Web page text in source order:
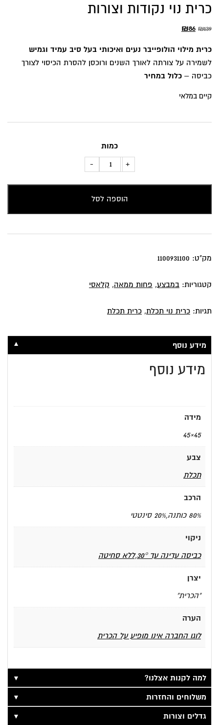
כרית נוי נקודות וצורות
₪139
המחיר
היה:
₪139.
₪86
הוא:
₪86.
כרית מילוי הולופייבר נעים ואיכותי בעל סיב עמיד וגמיש
לשמירה על צורתה לאורך השנים ורוכסן להסרת הכיסוי לצורך
כביסה – כלול במחיר
קיים במלאי
כמות
+
כמות
נוי
נקודות
-
הוספה לסל
מק"ט: 1100931100
קטגוריות: במבצע, פחות ממאה, קלאסי
תגיות: כרית נוי תכלת, כרית תכלת
מידע נוסף ▼
מידע נוסף
מידה
45×45
צבע
תכלת
הרכב
80% כותנה,20% סינטטי
ניקוי
כביסה עדינה עד 30°,ללא סחיטה
יצרן
"הכרית"
הערה
לוגו החברה אינו מופיע על הכרית
למה לקנות אצלנו?
▼
משלוחים והחזרות
▼
גדלים וצורות
▼